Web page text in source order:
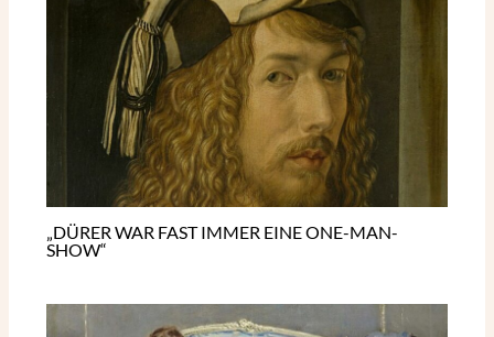
„DÜRER WAR FAST IMMER EINE ONE-MAN-
SHOW“